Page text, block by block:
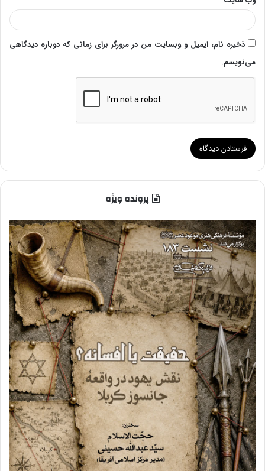
ذخیره نام، ایمیل و وبسایت من در مرورگر برای زمانی که دوباره دیدگاهی
می‌نویسم.
پرونده ویژه